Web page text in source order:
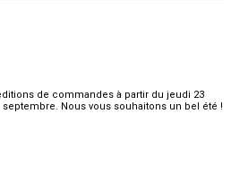
de commandes à partir du jeudi 23
Nous vous souhaitons un bel été !